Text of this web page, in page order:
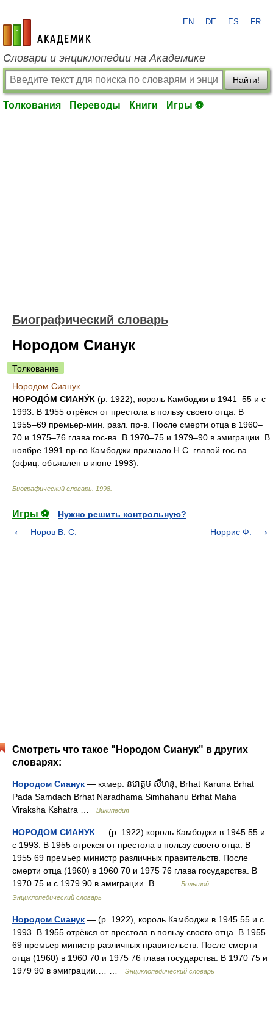
academic.ru
EN DE ES FR
Словари и энциклопедии на Академике
Найти!
Толкования Переводы Книги Игры ⚽
Биографический словарь
Нородом Сианук
Толкование
Нородом Сианук
НОРОДÓМ СИАНУ́К (р. 1922), король Камбоджи в 1941–55 и с
1993. В 1955 отрёкся от престола в пользу своего отца. В
1955–69 премьер-мин. разл. пр-в. После смерти отца в 1960–
70 и 1975–76 глава гос-ва. В 1970–75 и 1979–90 в эмиграции. В
ноябре 1991 пр-во Камбоджи признало Н.С. главой гос-ва
(офиц. объявлен в июне 1993).
Биографический словарь 1998
Игры ⚽
Нужно решить контрольную?
Норов В. С.
Норрис Ф.
Смотреть что такое "Нородом Сианук" в других
словарях:
Нородом Сианук — кхмер. នរោត្ដម សីហនុ, Brhat Karuna Brhat
Pada Samdach Brhat Naradhama Simhahanu Brhat Maha
Viraksha Kshatra …
Википедия
НОРОДОМ СИАНУК — (р. 1922) король Камбоджи в 1945 55 и
с 1993. В 1955 отрекся от престола в пользу своего отца. В
1955 69 премьер министр различных правительств. После
смерти отца (1960) в 1960 70 и 1975 76 глава государства. В
1970 75 и с 1979 90 в эмиграции. В… …
Большой
Энциклопедический словарь
Нородом Сианук — (р. 1922), король Камбоджи в 1945 55 и с
1993. В 1955 отрёкся от престола в пользу своего отца. В 1955
69 премьер министр различных правительств. После смерти
отца (1960) в 1960 70 и 1975 76 глава государства. В 1970 75 и
1979 90 в эмиграции.… …
Энциклопедический словарь